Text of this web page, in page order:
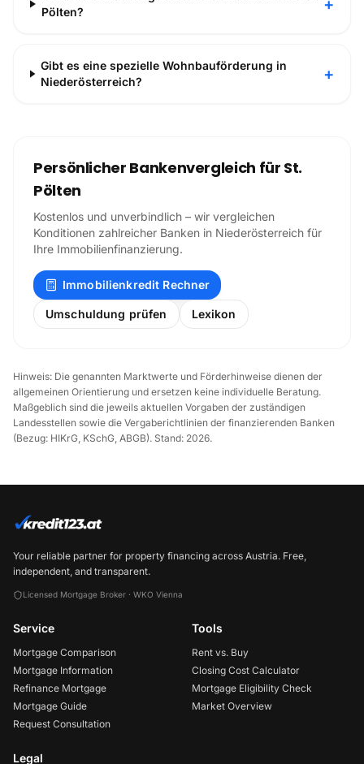
Pölten?
+
Gibt es eine spezielle Wohnbauförderung in
Niederösterreich?
+
Persönlicher Bankenvergleich für St.
Pölten
Kostenlos und unverbindlich – wir vergleichen
Konditionen zahlreicher Banken in Niederösterreich für
Ihre Immobilienfinanzierung.
Immobilienkredit Rechner
Umschuldung prüfen Lexikon
Hinweis: Die genannten Marktwerte und Förderhinweise dienen der
allgemeinen Orientierung und ersetzen keine individuelle Beratung.
Maßgeblich sind die jeweils aktuellen Vorgaben der zuständigen
Landesstellen sowie die Vergaberichtlinien der finanzierenden Banken
(Bezug: HIKrG, KSchG, ABGB). Stand: 2026.
Your reliable partner for property financing across Austria. Free,
independent, and transparent.
Licensed Mortgage Broker · WKO Vienna
Service
Mortgage Comparison
Mortgage Information
Refinance Mortgage
Mortgage Guide
Request Consultation
Tools
Rent vs. Buy
Closing Cost Calculator
Mortgage Eligibility Check
Market Overview
Legal